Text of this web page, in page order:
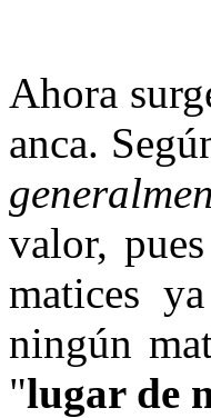
Ahora
anca.
valor,
matices
ningún
"lugar de